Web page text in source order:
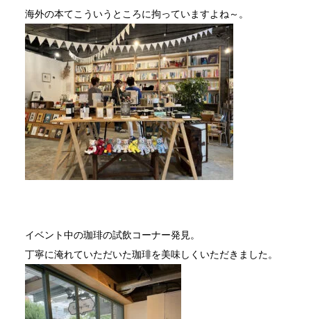
海外の本てこういうところに拘っていますよね～。
イベント中の珈琲の試飲コーナー発見。
丁寧に淹れていただいた珈琲を美味しくいただきました。